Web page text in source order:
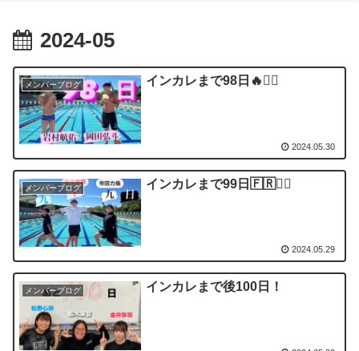
2024-05
メンバーブログ インカレまで98日🔥❤️‍🔥
2024.05.30
メンバーブログ インカレまで99日🇫🇷❤️‍🔥
2024.05.29
メンバーブログ インカレまで後100日！